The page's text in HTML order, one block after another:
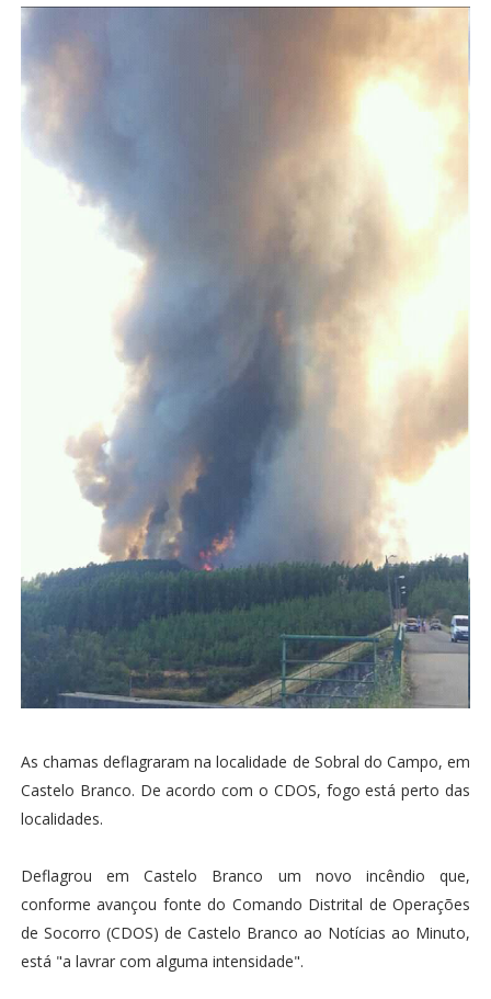
As chamas deflagraram na localidade de Sobral do Campo, em
Castelo Branco. De acordo com o CDOS, fogo está perto das
localidades.
Deflagrou em Castelo Branco um novo incêndio que,
conforme avançou fonte do Comando Distrital de Operações
de Socorro (CDOS) de Castelo Branco ao Notícias ao Minuto,
está "a lavrar com alguma intensidade".